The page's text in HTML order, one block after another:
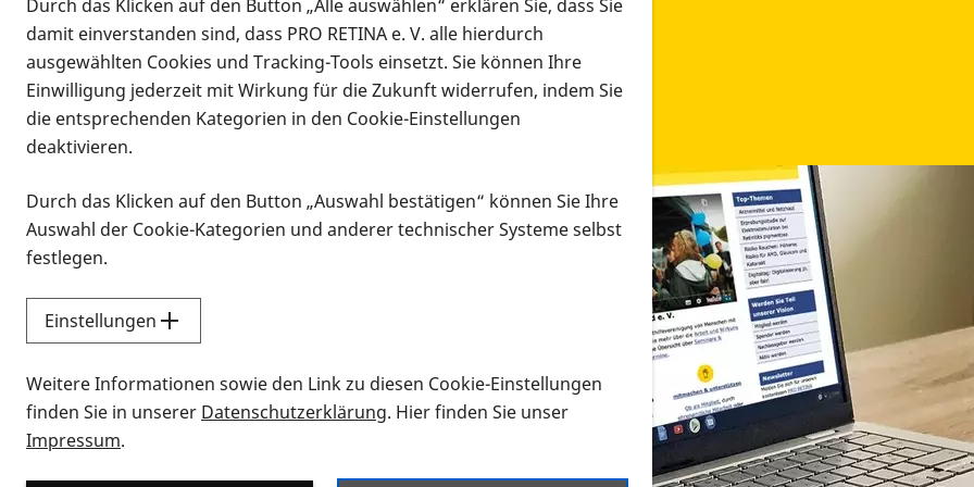
Infomaterial
Infomaterial
Vorlesen
Alle Infomaterialien in verschiedenen Formaten an
Sie möchten wissen, wie Sie nach Infonmaterial suchen und dieses bestellen bzw. herunterladen
Durch das Klicken auf den Button „Alle auswählen“ erklären Sie, dass Sie
damit einverstanden sind, dass PRO RETINA e. V. alle hierdurch
ausgewählten Cookies und Tracking-Tools einsetzt. Sie können Ihre
Einwilligung jederzeit mit Wirkung für die Zukunft widerrufen, indem Sie
die entsprechenden Kategorien in den Cookie-Einstellungen
deaktivieren.
Durch das Klicken auf den Button „Auswahl bestätigen“ können Sie Ihre
Auswahl der Cookie-Kategorien und anderer technischer Systeme selbst
festlegen.
Einstellungen
Weitere Informationen sowie den Link zu diesen Cookie-Einstellungen
finden Sie in unserer Datenschutzerklärung. Hier finden Sie unser
Impressum.